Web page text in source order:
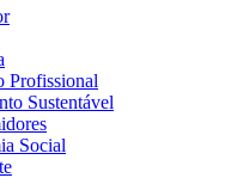
Profissional
Sustentável
Social